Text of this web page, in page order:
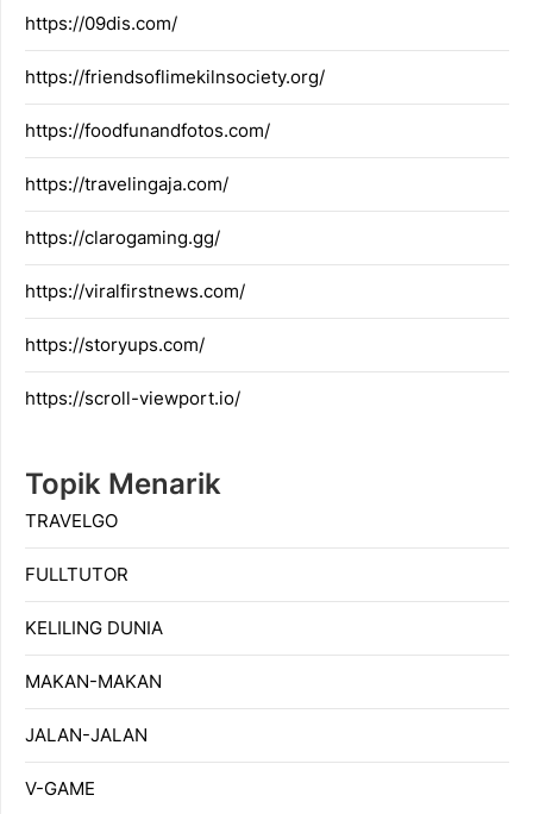
https://09dis.com/
https://friendsoflimekilnsociety.org/
https://foodfunandfotos.com/
https://travelingaja.com/
https://clarogaming.gg/
https://viralfirstnews.com/
https://storyups.com/
https://scroll-viewport.io/
Topik Menarik
TRAVELGO
FULLTUTOR
KELILING DUNIA
MAKAN-MAKAN
JALAN-JALAN
V-GAME